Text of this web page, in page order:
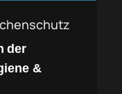
der
&